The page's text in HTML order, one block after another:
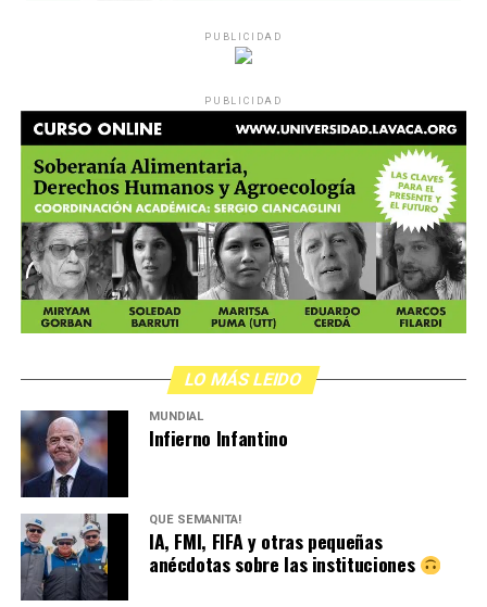
PUBLICIDAD
PUBLICIDAD
LO MÁS LEIDO
MUNDIAL
Infierno Infantino
QUÉ SEMANITA!
IA, FMI, FIFA y otras pequeñas
anécdotas sobre las instituciones